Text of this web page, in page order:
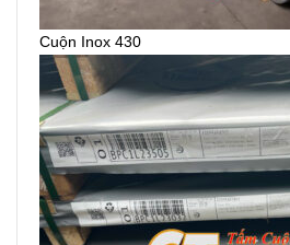
Cuộn Inox 430